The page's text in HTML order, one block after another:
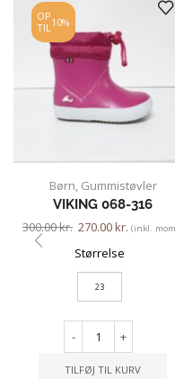
OP
TIL10%
Børn, Gummistøvler
VIKING 068-316
300.00kr. 270.00kr. (inkl.
Størrelse
23
- +
TILFØJ TIL KURV